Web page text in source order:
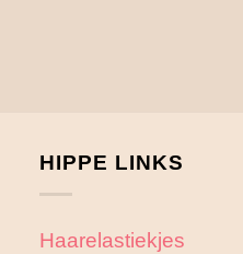
HIPPE LINKS
Haarelastiekjes